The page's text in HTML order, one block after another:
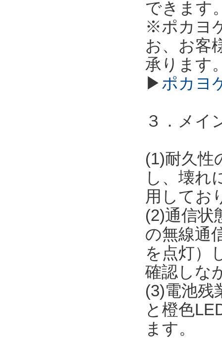
できます
※ポカヨ
お、お客
承ります
▶ポカヨ
３．メイ
(1)耐久性
し、壊れ
用してお
(2)通信状
の無線通
を点灯）
確認しな
(3)電池残
と橙色
ます。